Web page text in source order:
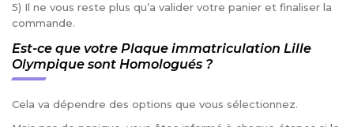
5) Il ne vous reste plus qu’a valider votre panier et finaliser la
commande.
Est-ce que votre Plaque immatriculation Lille
Olympique sont Homologués ?
Cela va dépendre des options que vous sélectionnez.